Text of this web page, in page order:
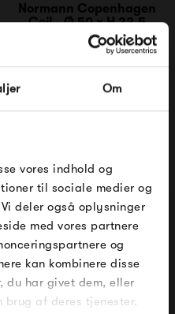
Om
vores indhold og
til sociale medier og
deler også oplysninger
med vores partnere
og
kan kombinere disse
du har givet dem, eller
af deres tjenester.
Normann Copenhagen
Coil - Ø 50 x H 22,5
3 499,00 kr
Verpan VP Globe Pendel
Børstet Alu
ORDRE
vi rabatkoden til dig på
kr. for at indløse